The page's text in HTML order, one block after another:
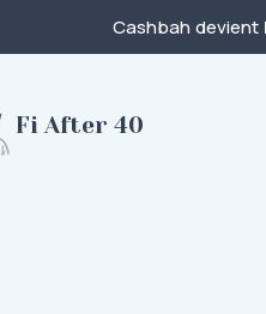
Cashbah devient
Fi After 40